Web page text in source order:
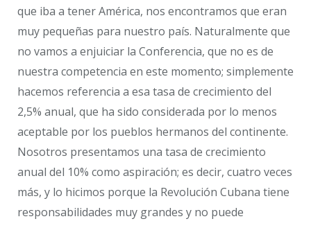
que iba a tener América, nos encontramos que eran
muy pequeñas para nuestro país. Naturalmente que
no vamos a enjuiciar la Conferencia, que no es de
nuestra competencia en este momento; simplemente
hacemos referencia a esa tasa de crecimiento del
2,5% anual, que ha sido considerada por lo menos
aceptable por los pueblos hermanos del continente.
Nosotros presentamos una tasa de crecimiento
anual del 10% como aspiración; es decir, cuatro veces
más, y lo hicimos porque la Revolución Cubana tiene
responsabilidades muy grandes y no puede